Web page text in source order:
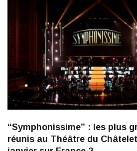
“Symphonissime” : les plus
réunis au Théâtre du